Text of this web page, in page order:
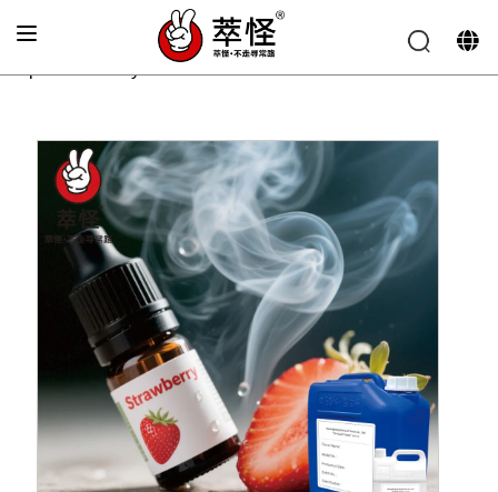
Аромат для электронных сигарет